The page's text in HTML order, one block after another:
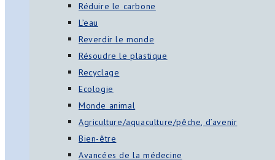
Réduire le carbone
L’eau
Reverdir le monde
Résoudre le plastique
Recyclage
Ecologie
Monde animal
Agriculture/aquaculture/pêche, d’avenir
Bien-être
Avancées de la médecine